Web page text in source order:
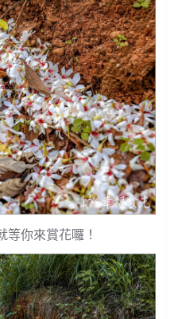
等你來賞花囉！